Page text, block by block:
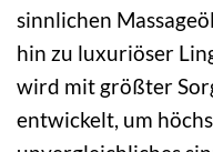
sinnlichen
hin zu luxuriöser
wird mit größter
entwickelt, um